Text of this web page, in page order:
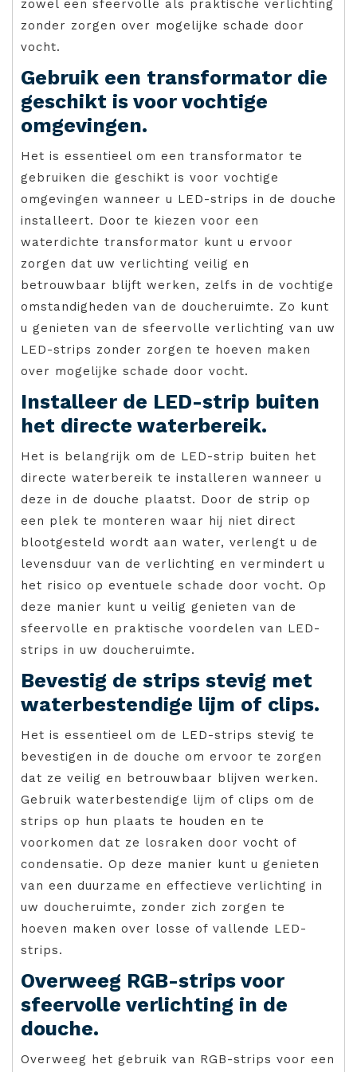
zowel een sfeervolle als praktische verlichting
zonder zorgen over mogelijke schade door
vocht.
Gebruik een transformator die
geschikt is voor vochtige
omgevingen.
Het is essentieel om een transformator te
gebruiken die geschikt is voor vochtige
omgevingen wanneer u LED-strips in de douche
installeert. Door te kiezen voor een
waterdichte transformator kunt u ervoor
zorgen dat uw verlichting veilig en
betrouwbaar blijft werken, zelfs in de vochtige
omstandigheden van de doucheruimte. Zo kunt
u genieten van de sfeervolle verlichting van uw
LED-strips zonder zorgen te hoeven maken
over mogelijke schade door vocht.
Installeer de LED-strip buiten
het directe waterbereik.
Het is belangrijk om de LED-strip buiten het
directe waterbereik te installeren wanneer u
deze in de douche plaatst. Door de strip op
een plek te monteren waar hij niet direct
blootgesteld wordt aan water, verlengt u de
levensduur van de verlichting en vermindert u
het risico op eventuele schade door vocht. Op
deze manier kunt u veilig genieten van de
sfeervolle en praktische voordelen van LED-
strips in uw doucheruimte.
Bevestig de strips stevig met
waterbestendige lijm of clips.
Het is essentieel om de LED-strips stevig te
bevestigen in de douche om ervoor te zorgen
dat ze veilig en betrouwbaar blijven werken.
Gebruik waterbestendige lijm of clips om de
strips op hun plaats te houden en te
voorkomen dat ze losraken door vocht of
condensatie. Op deze manier kunt u genieten
van een duurzame en effectieve verlichting in
uw doucheruimte, zonder zich zorgen te
hoeven maken over losse of vallende LED-
strips.
Overweeg RGB-strips voor
sfeervolle verlichting in de
douche.
Overweeg het gebruik van RGB-strips voor een